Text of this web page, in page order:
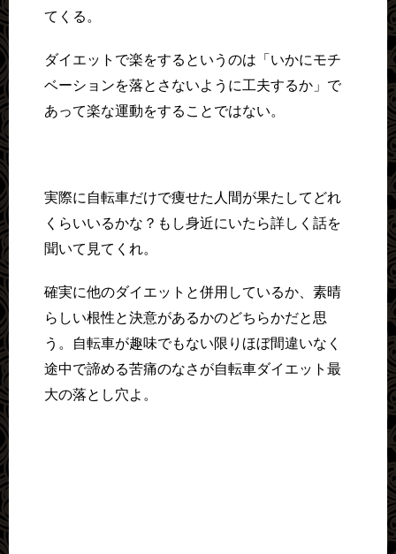
てくる。
ダイエットで楽をするというのは「いかにモチ
ベーションを落とさないように工夫するか」で
あって楽な運動をすることではない。
実際に自転車だけで痩せた人間が果たしてどれ
くらいいるかな？もし身近にいたら詳しく話を
聞いて見てくれ。
確実に他のダイエットと併用しているか、素晴
らしい根性と決意があるかのどちらかだと思
う。自転車が趣味でもない限りほぼ間違いなく
途中で諦める苦痛のなさが自転車ダイエット最
大の落とし穴よ。